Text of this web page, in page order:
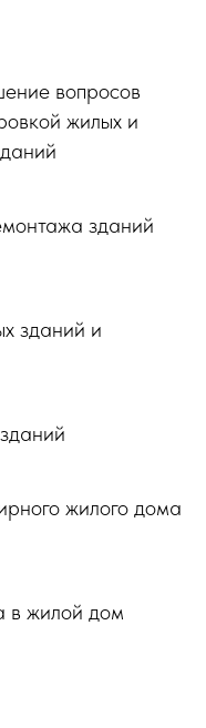
вопросов
жилых и
зданий
зданий и
жилого дома
в жилой дом